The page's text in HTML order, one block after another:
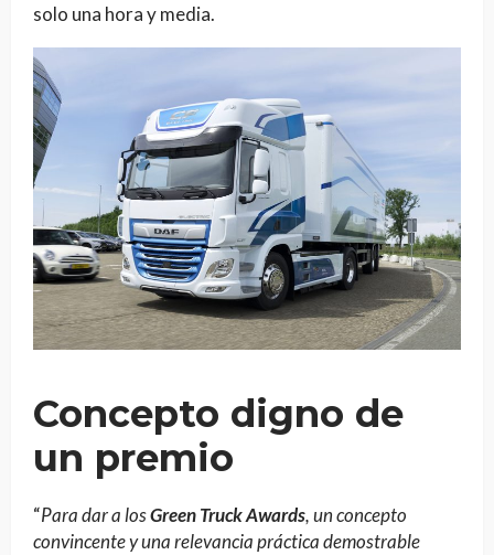
solo una hora y media.
Concepto digno de
un premio
“Para dar a losGreen Truck Awards, un concepto
convincente y una relevancia práctica demostrable